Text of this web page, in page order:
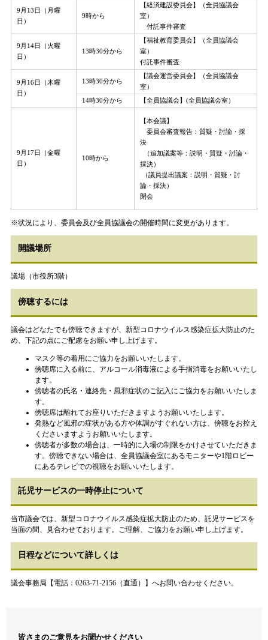
9月13日（月曜
日）
9時から
【経済建設委員会】（全員協議会
室）
付託事件審査
9月14日（火曜
日）
13時30分から
【福祉教育委員会】（全員協議会
室）
付託事件審査
9月16日（木曜
日）
13時30分から
【議会運営委員会】（全員協議会
室）
14時30分から 【全員協議会】(全員協議会室）
9月17日（金曜
日）
10時から
【本会議】
委員会審査報告：質疑・討論・採
決
（追加議案等：説明・質疑・討論・
採決）
（議員提出議案：説明・質疑・討
論・採決）
閉会
※状況により、委員会及び全員協議会の開催時間に変更があります。
開議場所
議場（市役所3階）
傍聴するには
議会はどなたでも傍聴できますが、新型コロナウイルス感染症拡大防止のた
め、下記の点にご配慮をお願い申し上げます。
マスク等の着用にご協力をお願いいたします。
傍聴席に入る前に、アルコール消毒液による手指消毒をお願いいたし
ます。
傍聴者の氏名・連絡先・風邪症状のご記入にご協力をお願いいたしま
す。
傍聴席は離れてお座りいただきますようお願いいたします。
発熱など風邪の症状がある方や体調がすぐれない方は、傍聴をお控え
くださいますようお願いいたします。
傍聴者が多数の場合は、一時的に入場の制限をかけさせていただきま
す。傍聴できない場合は、全員協議会室にあるモニターや1階ロビー
にあるテレビでの視聴をお願いいたします。
託児サービスの一時停止について
当市議会では、新型コロナウイルス感染症拡大防止のため、託児サービスを
当面の間、見合わせております。ご理解、ご協力をお願い申し上げます。
日程などについて詳しくは
議会事務局【電話：0263-71-2156（直通）】へお問い合わせください。
皆さまのご意見をお聞かせください